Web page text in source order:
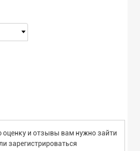
оценку и отзывы вам нужно зайти
зарегистрироваться